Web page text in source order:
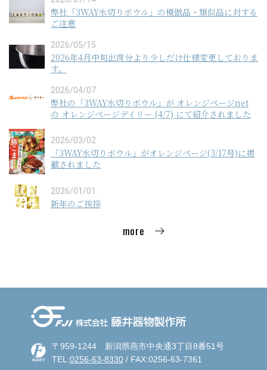
弊社「3WAY水切りボウル」の模倣品・類似品に対する
ご注意
2026/05/15
2026年4月中旬出荷分より少しだけ仕様変更しておりま
す。
2026/04/07
弊社の「3WAY水切りボウル」が オレンジページnet
の オレンジページデイリー (4/7) にて紹介されました
2026/03/02
「3WAY水切りボウル」がオレンジページ(3/17号)に掲
載されました
2026/01/01
新年のご挨拶
more
〒959-1244 新潟県燕市中央通3丁目8番51号
TEL:0256-63-8330/ FAX:0256-63-7361